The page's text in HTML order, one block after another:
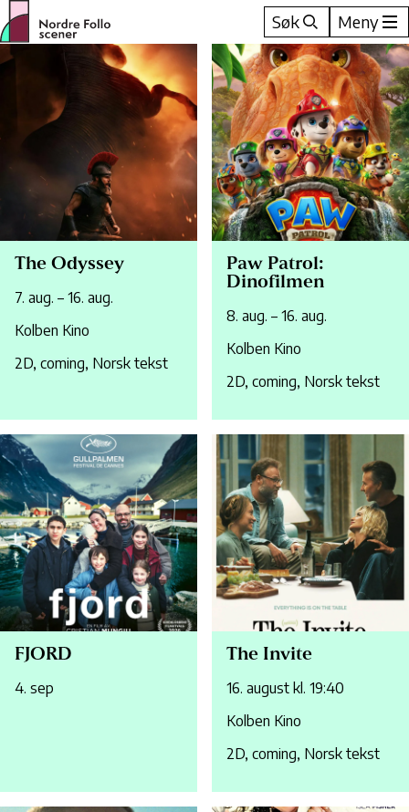
Hopp
til
innhold
Søk Meny
The Odyssey
7. aug. – 16. aug.
Kolben Kino
2D, coming, Norsk tekst
Paw Patrol:
Dinofilmen
8. aug. – 16. aug.
Kolben Kino
2D, coming, Norsk tekst
FJORD
4. sep
The Invite
16. august kl. 19:40
Kolben Kino
2D, coming, Norsk tekst